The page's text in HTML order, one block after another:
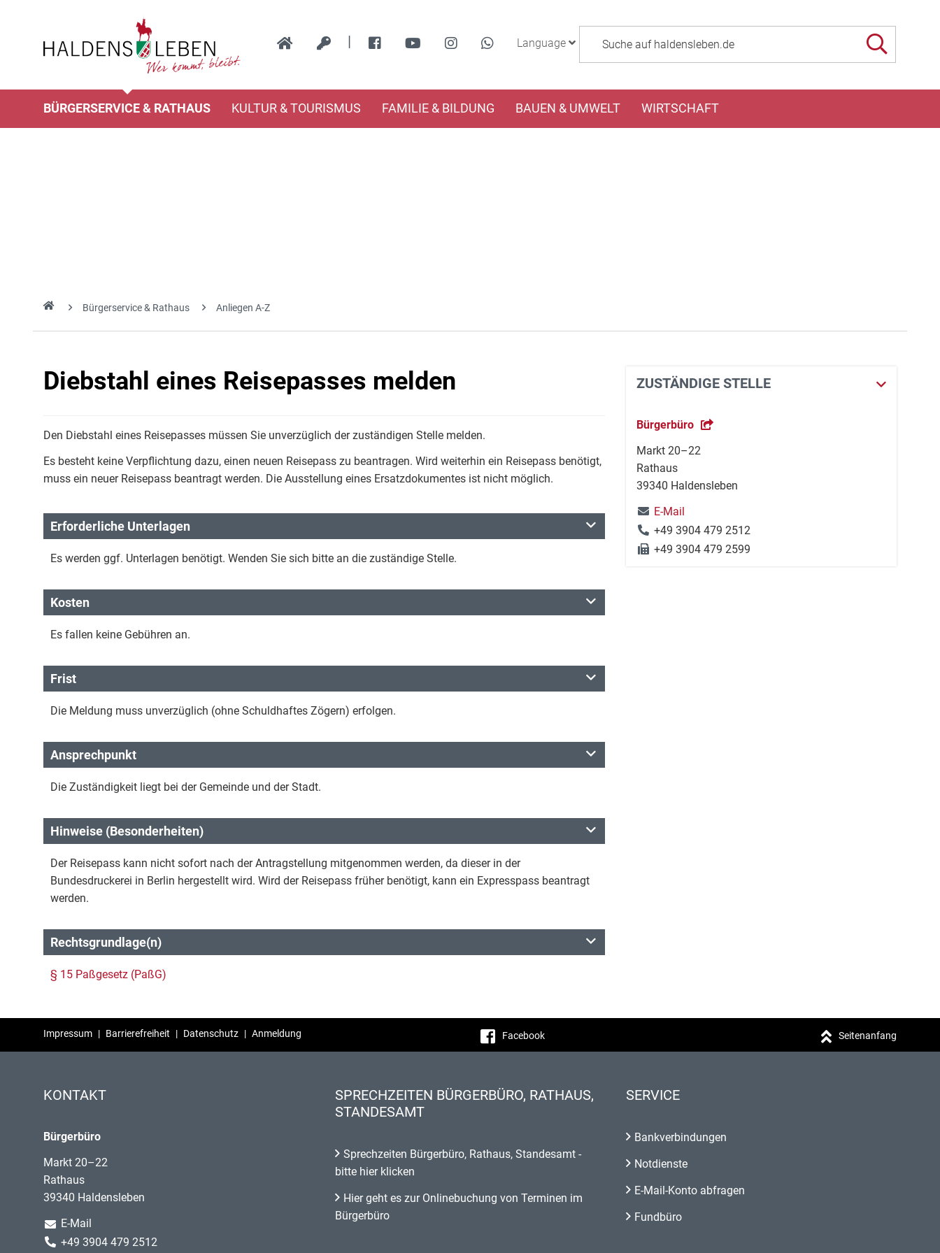
| Language
BÜRGERSERVICE & RATHAUS KULTUR & TOURISMUS FAMILIE & BILDUNG BAUEN & UMWELT WIRTSCHAFT
Bürgerservice & Rathaus Anliegen A-Z
Diebstahl eines Reisepasses melden
Den Diebstahl eines Reisepasses müssen Sie unverzüglich der zuständigen Stelle melden.
Es besteht keine Verpflichtung dazu, einen neuen Reisepass zu beantragen. Wird weiterhin ein Reisepass benötigt,
muss ein neuer Reisepass beantragt werden. Die Ausstellung eines Ersatzdokumentes ist nicht möglich.
Erforderliche Unterlagen
Es werden ggf. Unterlagen benötigt. Wenden Sie sich bitte an die zuständige Stelle.
Kosten
Es fallen keine Gebühren an.
Frist
Die Meldung muss unverzüglich (ohne Schuldhaftes Zögern) erfolgen.
Ansprechpunkt
Die Zuständigkeit liegt bei der Gemeinde und der Stadt.
Hinweise (Besonderheiten)
Der Reisepass kann nicht sofort nach der Antragstellung mitgenommen werden, da dieser in der
Bundesdruckerei in Berlin hergestellt wird. Wird der Reisepass früher benötigt, kann ein Expresspass beantragt
werden.
Rechtsgrundlage(n)
§ 15 Paßgesetz (PaßG)
ZUSTÄNDIGE STELLE
Bürgerbüro
Markt 20–22
Rathaus
39340 Haldensleben
E-Mail
+49 3904 479 2512
+49 3904 479 2599
Impressum | Barrierefreiheit | Datenschutz | Anmeldung Facebook Seitenanfang
KONTAKT
Bürgerbüro
Markt 20–22
Rathaus
39340 Haldensleben
E-Mail
+49 3904 479 2512
SPRECHZEITEN BÜRGERBÜRO, RATHAUS,
STANDESAMT
Sprechzeiten Bürgerbüro, Rathaus, Standesamt -
bitte hier klicken
Hier geht es zur Onlinebuchung von Terminen im
Bürgerbüro
SERVICE
Bankverbindungen
Notdienste
E-Mail-Konto abfragen
Fundbüro